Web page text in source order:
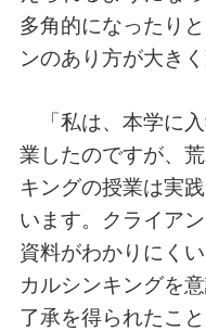
多角的になったり
ンのあり方が大き
「私は、本学に
業したのですが、
キングの授業は実
います。クライア
資料がわかりにく
カルシンキングを
了承を得られたこ